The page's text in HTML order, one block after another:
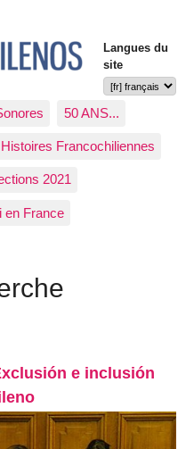
Langues du
site
50 ANS...
Histoires Francochiliennes
2021
en France
e inclusión